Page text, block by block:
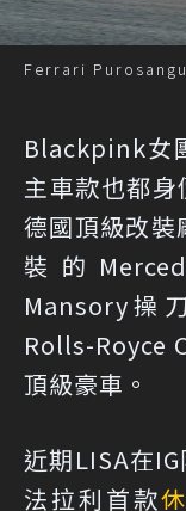
Ferrari
Blackpink女
主車款也都
德國頂級改裝
裝的
Mansory操
Rolls-Royce
頂級豪車。
近期LISA在
法拉利首款